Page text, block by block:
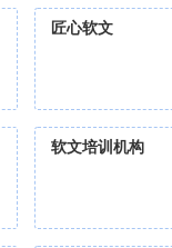
匠心软文
软文培训机构